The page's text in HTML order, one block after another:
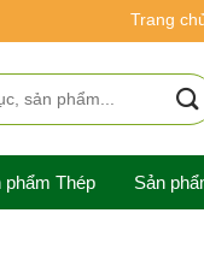
Trang
phẩm Thép Sản